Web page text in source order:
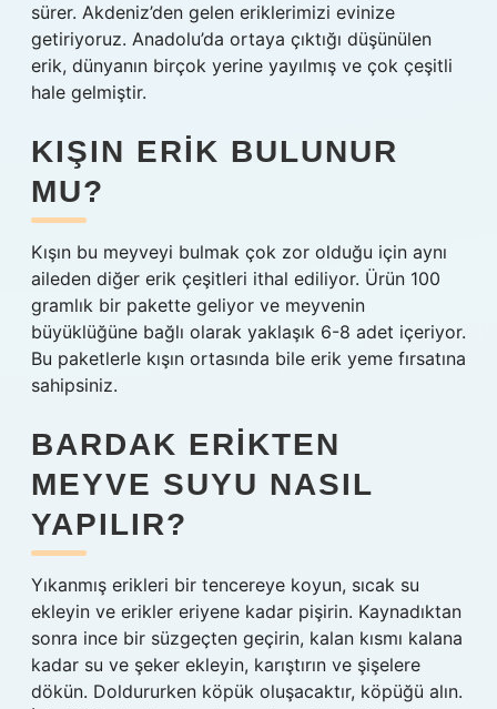
sürer. Akdeniz’den gelen eriklerimizi evinize
getiriyoruz. Anadolu’da ortaya çıktığı düşünülen
erik, dünyanın birçok yerine yayılmış ve çok çeşitli
hale gelmiştir.
KIŞIN ERIK BULUNUR
MU?
Kışın bu meyveyi bulmak çok zor olduğu için aynı
aileden diğer erik çeşitleri ithal ediliyor. Ürün 100
gramlık bir pakette geliyor ve meyvenin
büyüklüğüne bağlı olarak yaklaşık 6-8 adet içeriyor.
Bu paketlerle kışın ortasında bile erik yeme fırsatına
sahipsiniz.
BARDAK ERIKTEN
MEYVE SUYU NASIL
YAPILIR?
Yıkanmış erikleri bir tencereye koyun, sıcak su
ekleyin ve erikler eriyene kadar pişirin. Kaynadıktan
sonra ince bir süzgeçten geçirin, kalan kısmı kalana
kadar su ve şeker ekleyin, karıştırın ve şişelere
dökün. Doldururken köpük oluşacaktır, köpüğü alın.